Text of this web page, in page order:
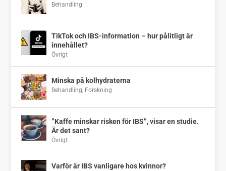
Behandling
TikTok och IBS-information – hur pålitligt är
innehållet?
Övrigt
Minska på kolhydraterna
Behandling, Forskning
”Kaffe minskar risken för IBS”, visar en studie.
Är det sant?
Övrigt
Varför är IBS vanligare hos kvinnor?